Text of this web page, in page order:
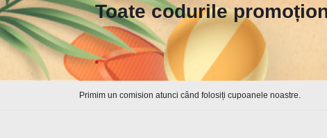
Toate codurile
Primim un comision atunci când folosiți cupoanele noastre.